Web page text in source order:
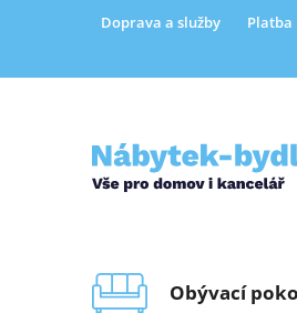
Doprava a služby Platba
Obývací